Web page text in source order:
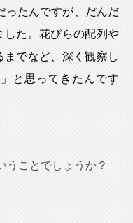
ったんですが、だんだ
した。花びらの配列や
でなど、深く観察し
と思ってきたんです
うことでしょうか？